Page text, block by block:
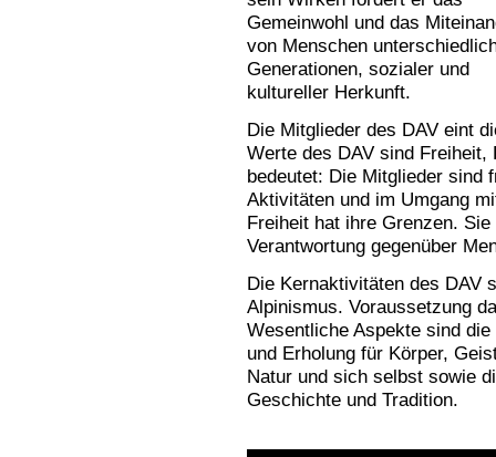
Gemeinwohl und das
von Menschen
Generationen, sozialer und
kultureller Herkunft.
Die Mitglieder des DAV eint
Werte des DAV sind Freiheit,
bedeutet: Die Mitglieder sind
Aktivitäten und im Umgang
Freiheit hat ihre Grenzen.
Verantwortung gegenüber
Die Kernaktivitäten des DAV
Alpinismus. Voraussetzung
Wesentliche Aspekte sind
und Erholung für Körper,
Natur und sich selbst sowie
Geschichte und Tradition.